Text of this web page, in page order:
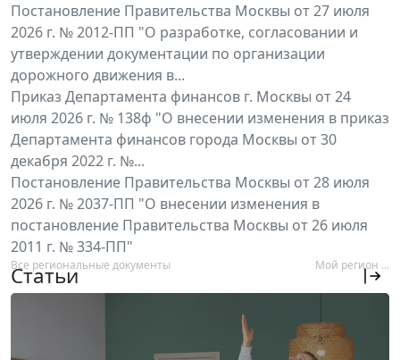
Постановление Правительства Москвы от 27 июля
2026 г. № 2012-ПП "О разработке, согласовании и
утверждении документации по организации
дорожного движения в...
Приказ Департамента финансов г. Москвы от 24
июля 2026 г. № 138ф "О внесении изменения в приказ
Департамента финансов города Москвы от 30
декабря 2022 г. №...
Постановление Правительства Москвы от 28 июля
2026 г. № 2037-ПП "О внесении изменения в
постановление Правительства Москвы от 26 июля
2011 г. № 334-ПП"
Все региональные документы Мой регион ...
Статьи